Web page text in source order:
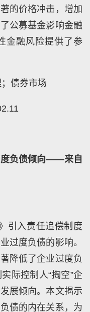
的价格冲击，增加
公募基金影响金融
金融风险提供了参
债券市场
度负债倾向——来自
引入责任追偿制度
过度负债的影响。
降低了企业过度负
际控制人“掏空”企
展倾向。本文揭示
债的内在关系，为